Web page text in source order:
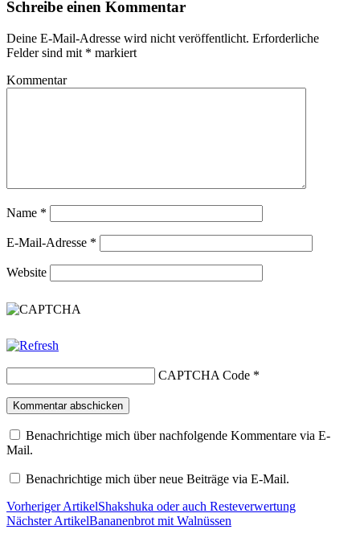
Schreibe einen Kommentar
Deine E-Mail-Adresse wird nicht veröffentlicht. Erforderliche
Felder sind mit * markiert
Kommentar
Name *
E-Mail-Adresse *
Website
CAPTCHA Code *
Benachrichtige mich über nachfolgende Kommentare via E-
Mail.
Benachrichtige mich über neue Beiträge via E-Mail.
Vorheriger ArtikelShakshuka oder auch Resteverwertung
Nächster ArtikelBananenbrot mit Walnüssen